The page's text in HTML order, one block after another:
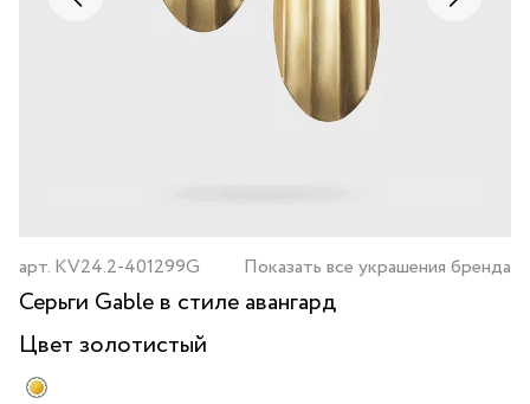
арт. KV24.2-401299G Показать все украшения бренда
Серьги Gable в стиле авангард
Цвет золотистый